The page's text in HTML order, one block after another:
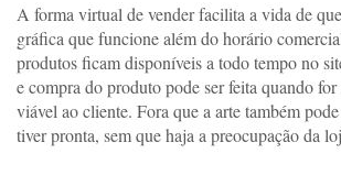
A forma virtual de vender facilita a vida de
gráfica que funcione além do horário
produtos ficam disponíveis a todo tempo no
e compra do produto pode ser feita quando
viável ao cliente. Fora que a arte também
tiver pronta, sem que haja a preocupação da